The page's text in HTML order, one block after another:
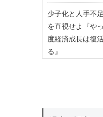
少子化と人手不
を直視せよ『や
度経済成長は復
る』